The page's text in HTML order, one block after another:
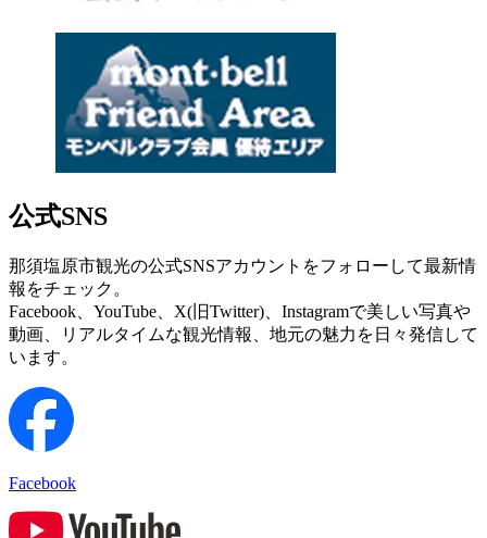
公式SNS
那須塩原市観光の公式SNSアカウントをフォローして最新情
報をチェック。
Facebook、YouTube、X(旧Twitter)、Instagramで美しい写真や
動画、リアルタイムな観光情報、地元の魅力を日々発信して
います。
Facebook